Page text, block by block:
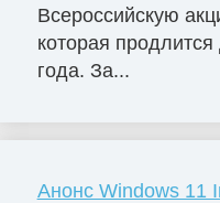
Всероссийскую
которая
года. За...
Анонс Windows 11